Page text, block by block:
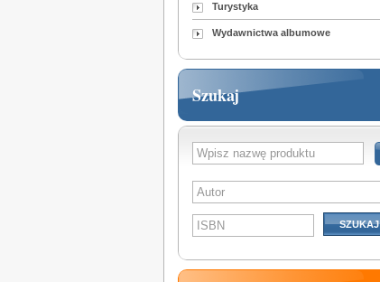
Turystyka
Wydawnictwa albumowe
Szukaj
SZUKAJ